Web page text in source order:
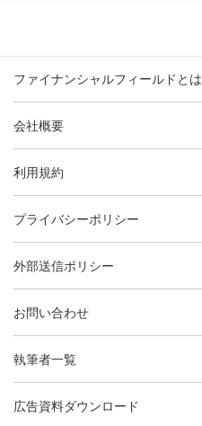
ファイナンシャルフィールドとは
会社概要
利用規約
プライバシーポリシー
外部送信ポリシー
お問い合わせ
執筆者一覧
広告資料ダウンロード